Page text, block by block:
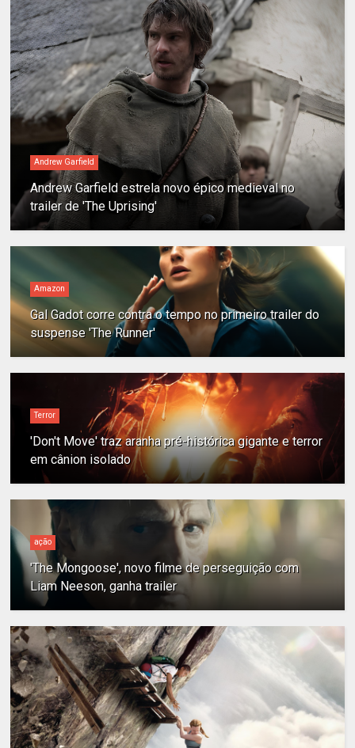
Andrew Garfield
Andrew Garfield estrela novo épico medieval no
trailer de 'The Uprising'
Amazon
Gal Gadot corre contra o tempo no primeiro trailer do
suspense 'The Runner'
Terror
'Don't Move' traz aranha pré-histórica gigante e terror
em cânion isolado
ação
'The Mongoose', novo filme de perseguição com
Liam Neeson, ganha trailer